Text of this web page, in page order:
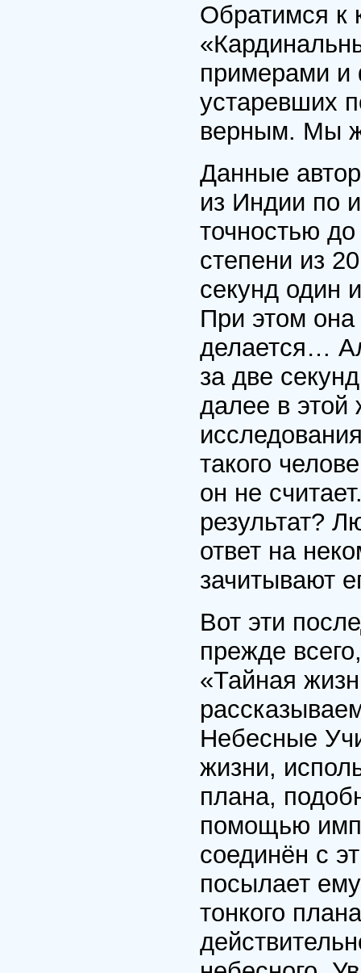
Обратимся к
примерами и
устаревших
верным. Мы
Данные
из Индии по
точностью
степени из
секунд
При этом она
делается…
за две
далее в этой
такого
он не
результат?
ответ на
зачитывают
Вот эти
прежде
«Тайная
Небесные
жизни,
плана,
помощью
соединён с
посылает
тонкого